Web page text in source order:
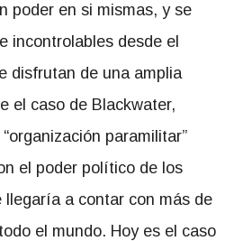
poder en si mismas, y se
incontrolables desde el
disfrutan de una amplia
el caso de Blackwater,
paramilitar”
el poder político de los
llegaría a contar con más de
el mundo. Hoy es el caso